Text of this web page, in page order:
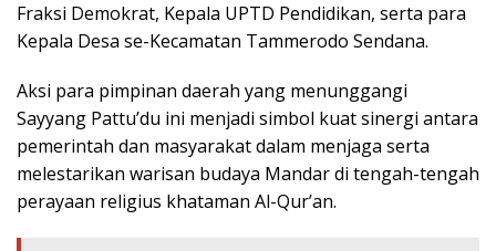
Fraksi Demokrat, Kepala UPTD Pendidikan, serta para
Kepala Desa se-Kecamatan Tammerodo Sendana.
Aksi para pimpinan daerah yang menunggangi
Sayyang Pattu’du ini menjadi simbol kuat sinergi antara
pemerintah dan masyarakat dalam menjaga serta
melestarikan warisan budaya Mandar di tengah-tengah
perayaan religius khataman Al-Qur’an.